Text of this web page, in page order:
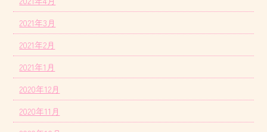
2021年3月
2021年2月
2021年1月
2020年12月
2020年11月